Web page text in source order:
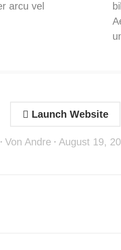
arcu vel
Launch Website
Von Andre August 19,